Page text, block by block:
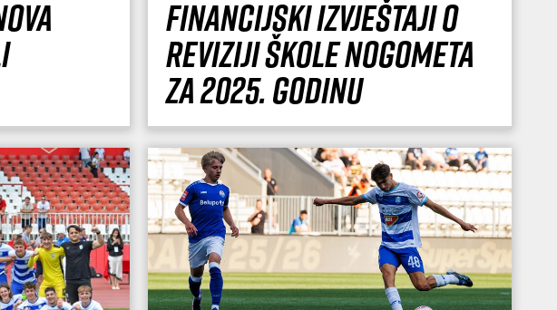
Financijski izvještaji o
reviziji Škole nogometa
za 2025. godinu